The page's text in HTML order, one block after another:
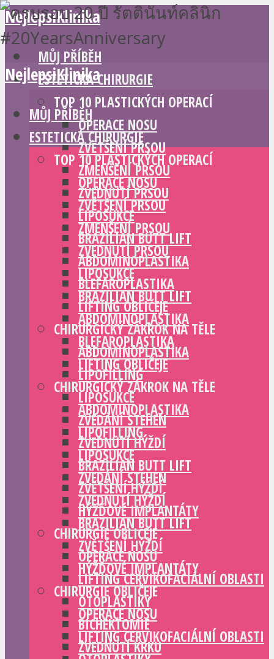
NejlepsiKlinika
MŮJ PŘÍBĚH
ESTETICKÁ CHIRURGIE
TOP 10 PLASTICKÝCH OPERACÍ
OPERACE NOSU
ZVĚTŠENÍ PRSOU
ZMENŠENÍ PRSOU
ZVEDNUTÍ PRSOU
LIPOSUKCE
BRAZILIAN BUTT LIFT
ABDOMINOPLASTIKA
BLEFAROPLASTIKA
LIFTING OBLIČEJE
CHIRURGICKÝ ZÁKROK NA TĚLE
ABDOMINOPLASTIKA
LIPOFILLING
LIPOSUKCE
ZVEDÁNÍ STEHEN
ZVEDNUTÍ HÝŽDÍ
BRAZILIAN BUTT LIFT
ZVĚTŠENÍ HÝŽDÍ
HÝŽĎOVÉ IMPLANTÁTY
CHIRURGIE OBLIČEJE
OPERACE NOSU
LIFTING CERVIKOFACIÁLNÍ OBLASTI
OTOPLASTIKY
BICHEKTOMIE
ZVEDNUTÍ KRKU
NejlepsiKlinika
MŮJ PŘÍBĚH
ESTETICKÁ CHIRURGIE
TOP 10 PLASTICKÝCH OPERACÍ
OPERACE NOSU
ZVĚTŠENÍ PRSOU
ZMENŠENÍ PRSOU
ZVEDNUTÍ PRSOU
LIPOSUKCE
BRAZILIAN BUTT LIFT
ABDOMINOPLASTIKA
BLEFAROPLASTIKA
LIFTING OBLIČEJE
CHIRURGICKÝ ZÁKROK NA TĚLE
ABDOMINOPLASTIKA
LIPOFILLING
LIPOSUKCE
ZVEDÁNÍ STEHEN
ZVEDNUTÍ HÝŽDÍ
BRAZILIAN BUTT LIFT
ZVĚTŠENÍ HÝŽDÍ
HÝŽĎOVÉ IMPLANTÁTY
CHIRURGIE OBLIČEJE
OPERACE NOSU
LIFTING CERVIKOFACIÁLNÍ OBLASTI